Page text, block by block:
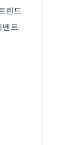
렌드
트